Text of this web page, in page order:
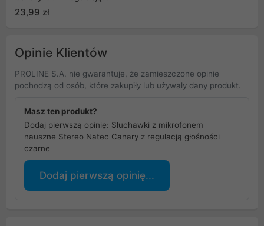
23,99 zł
Opinie Klientów
PROLINE S.A. nie gwarantuje, że zamieszczone opinie
pochodzą od osób, które zakupiły lub używały dany produkt.
Masz ten produkt?
Dodaj pierwszą opinię: Słuchawki z mikrofonem
nauszne Stereo Natec Canary z regulacją głośności
czarne
Dodaj pierwszą opinię...